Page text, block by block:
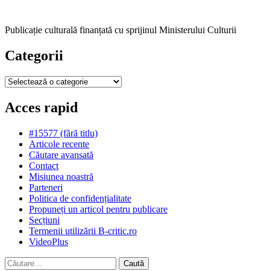
Publicație culturală finanțată cu sprijinul Ministerului Culturii
Categorii
Categorii
Acces rapid
#15577 (fără titlu)
Articole recente
Căutare avansată
Contact
Misiunea noastră
Parteneri
Politica de confidențialitate
Propuneți un articol pentru publicare
Secțiuni
Termenii utilizării B-critic.ro
VideoPlus
Caută